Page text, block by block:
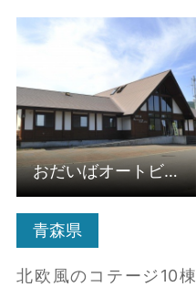
青森県
北欧風のコテージ10棟
おだいばオートビレッ
ジ の詳細はこちら
おだいばオートビレッジ